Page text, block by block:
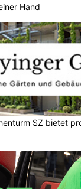
Hand
SZ bietet